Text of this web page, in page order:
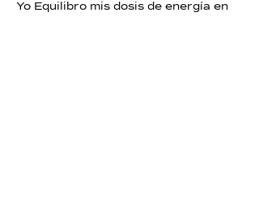
Yo Equilibro mis dosis de energía en